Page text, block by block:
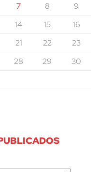
7 8
9
14 15
16
21 22
23
28 29
30